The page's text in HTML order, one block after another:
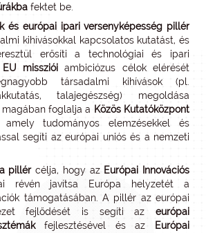
fektet be.
és európai ipari versenyképesség pillér
kihívásokkal kapcsolatos kutatást, és
erősíti a technológiai és ipari
EU missziói ambiciózus célok elérését
társadalmi kihívások (pl.
talajegészség) megoldása
foglalja a Közös Kutatóközpont
amely tudományos elemzésekkel és
segíti az európai uniós és a nemzeti
pillércélja, hogy az Európai Innovációs
révén javítsa Európa helyzetét a
támogatásában. A pillér az európai
fejlődését is segíti az európai
fejlesztésével és az
Európai